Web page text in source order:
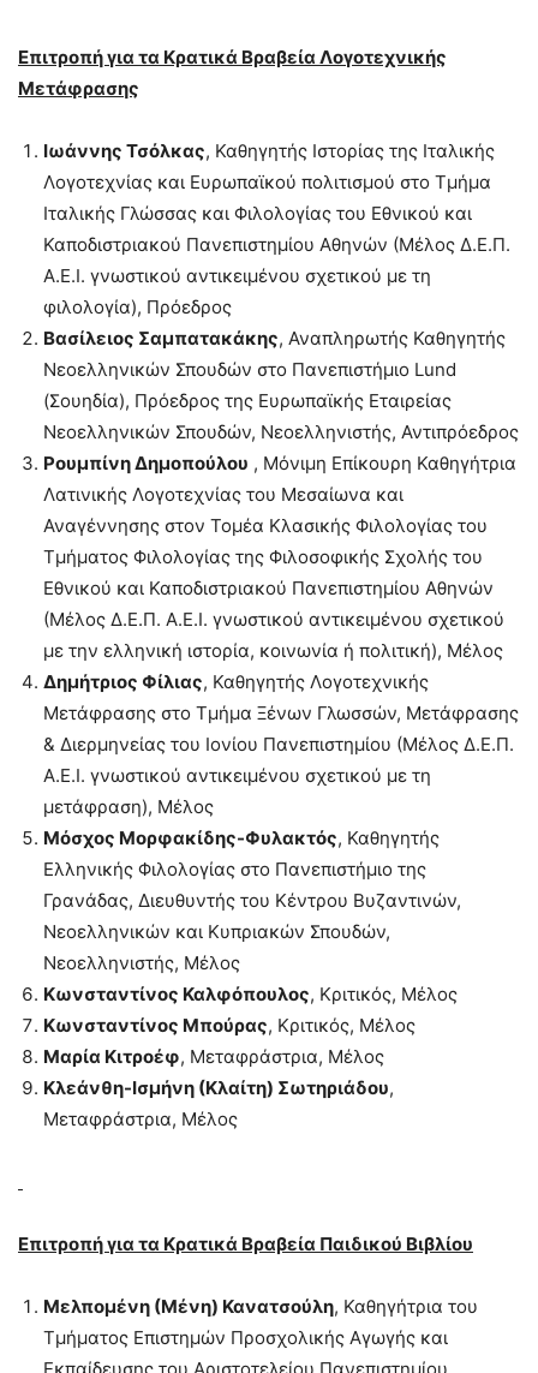
Επιτροπή για τα Κρατικά Βραβεία Λογοτεχνικής
Μετάφρασης
Ιωάννης Τσόλκας, Καθηγητής Ιστορίας της Ιταλικής
Λογοτεχνίας και Ευρωπαϊκού πολιτισμού στο Τμήμα
Ιταλικής Γλώσσας και Φιλολογίας του Εθνικού και
Καποδιστριακού Πανεπιστημίου Αθηνών (Μέλος Δ.Ε.Π.
Α.Ε.Ι. γνωστικού αντικειμένου σχετικού με τη
φιλολογία), Πρόεδρος
Βασίλειος Σαμπατακάκης, Αναπληρωτής Καθηγητής
Νεοελληνικών Σπουδών στο Πανεπιστήμιο Lund
(Σουηδία), Πρόεδρος της Ευρωπαϊκής Εταιρείας
Νεοελληνικών Σπουδών, Νεοελληνιστής, Αντιπρόεδρος
Ρουμπίνη Δημοπούλου , Μόνιμη Επίκουρη Καθηγήτρια
Λατινικής Λογοτεχνίας του Μεσαίωνα και
Αναγέννησης στον Τομέα Κλασικής Φιλολογίας του
Τμήματος Φιλολογίας της Φιλοσοφικής Σχολής του
Εθνικού και Καποδιστριακού Πανεπιστημίου Αθηνών
(Μέλος Δ.Ε.Π. Α.Ε.Ι. γνωστικού αντικειμένου σχετικού
με την ελληνική ιστορία, κοινωνία ή πολιτική), Μέλος
Δημήτριος Φίλιας, Καθηγητής Λογοτεχνικής
Μετάφρασης στο Τμήμα Ξένων Γλωσσών, Μετάφρασης
& Διερμηνείας του Ιονίου Πανεπιστημίου (Μέλος Δ.Ε.Π.
Α.Ε.Ι. γνωστικού αντικειμένου σχετικού με τη
μετάφραση), Μέλος
Μόσχος Μορφακίδης-Φυλακτός, Καθηγητής
Ελληνικής Φιλολογίας στο Πανεπιστήμιο της
Γρανάδας, Διευθυντής του Κέντρου Βυζαντινών,
Νεοελληνικών και Κυπριακών Σπουδών,
Νεοελληνιστής, Μέλος
Κωνσταντίνος Καλφόπουλος, Κριτικός, Μέλος
Κωνσταντίνος Μπούρας, Κριτικός, Μέλος
Μαρία Κιτροέφ, Μεταφράστρια, Μέλος
Κλεάνθη-Ισμήνη (Κλαίτη) Σωτηριάδου,
Μεταφράστρια, Μέλος
Επιτροπή για τα Κρατικά Βραβεία Παιδικού Βιβλίου
Μελπομένη (Μένη) Κανατσούλη, Καθηγήτρια του
Τμήματος Επιστημών Προσχολικής Αγωγής και